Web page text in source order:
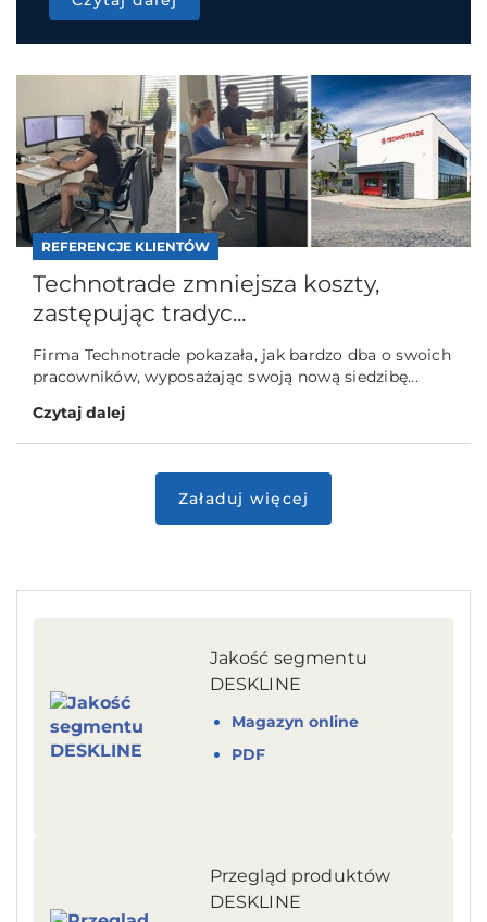
REFERENCJE KLIENTÓW
Technotrade zmniejsza koszty,
zastępując tradyc...
Firma Technotrade pokazała, jak bardzo dba o swoich
pracowników, wyposażając swoją nową siedzibę...
Czytaj dalej
Jakość segmentu
DESKLINE
Magazyn online
PDF
Przegląd produktów
DESKLINE